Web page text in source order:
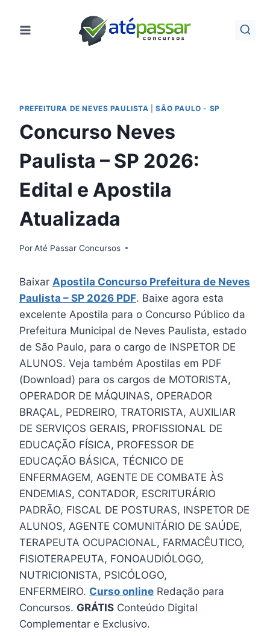
para
PREFEITURA DE NEVES PAULISTA |SÃO PAULO - SP
Concurso Neves
Paulista – SP 2026:
Edital e Apostila
Atualizada
PorAté Passar Concursos
Baixar Apostila Concurso Prefeitura de Neves
Paulista – SP 2026 PDF. Baixe agora esta
excelente Apostila para o Concurso Público da
Prefeitura Municipal de Neves Paulista, estado
de São Paulo, para o cargo de INSPETOR DE
ALUNOS. Veja também Apostilas em PDF
(Download) para os cargos de MOTORISTA,
OPERADOR DE MÁQUINAS, OPERADOR
BRAÇAL, PEDREIRO, TRATORISTA, AUXILIAR
DE SERVIÇOS GERAIS, PROFISSIONAL DE
EDUCAÇÃO FÍSICA, PROFESSOR DE
EDUCAÇÃO BÁSICA, TÉCNICO DE
ENFERMAGEM, AGENTE DE COMBATE ÀS
ENDEMIAS, CONTADOR, ESCRITURÁRIO
PADRÃO, FISCAL DE POSTURAS, INSPETOR DE
ALUNOS, AGENTE COMUNITÁRIO DE SAÚDE,
TERAPEUTA OCUPACIONAL, FARMACÊUTICO,
FISIOTERAPEUTA, FONOAUDIÓLOGO,
NUTRICIONISTA, PSICÓLOGO,
ENFERMEIRO. Curso online Redação para
Concursos. GRÁTIS Conteúdo Digital
Complementar e Exclusivo.